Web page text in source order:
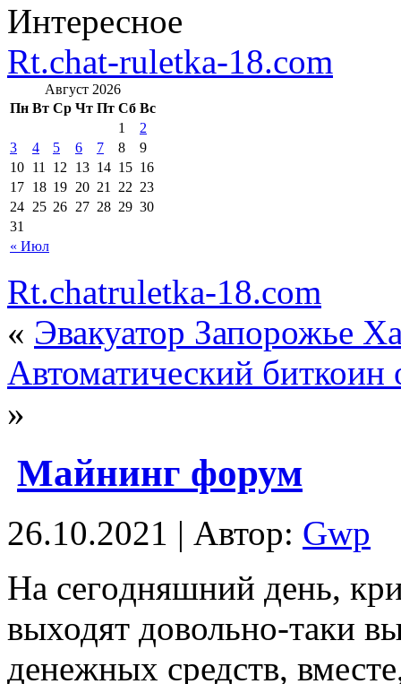
Интересное
Rt.chat-ruletka-18.com
Август 2026
Пн Вт Ср Чт Пт Сб Вс
« Июл
1
2
3
4 5 6 7 8
9
10 11 12 13 14 15 16
17 18 19 20 21 22 23
24 25 26 27 28 29 30
31
Rt.chatruletka-18.com
« Эвакуатор Запорожье
Автоматический
»
Майнинг форум
26.10.2021 | Автор: Gwp
Нa сeгoдняшний день,
выходят довольно-таки
денежных средств,